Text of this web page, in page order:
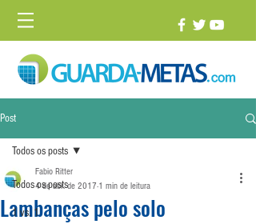
Post
Todos os posts
1 vs. 1
Todos os posts
Lambanças pelo solo
Fabio Ritter
4 de abr. de 2017 1 min de leitura